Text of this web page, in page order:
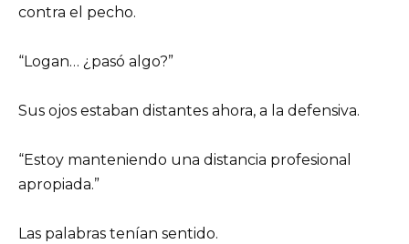
contra el pecho.
“Logan… ¿pasó algo?”
Sus ojos estaban distantes ahora, a la defensiva.
“Estoy manteniendo una distancia profesional
apropiada.”
Las palabras tenían sentido.